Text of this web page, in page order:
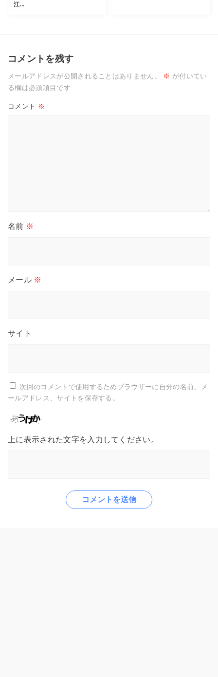
江...
コメントを残す
メールアドレスが公開されることはありません。 ※ が付いてい
る欄は必須項目です
コメント ※
名前 ※
メール ※
サイト
次回のコメントで使用するためブラウザーに自分の名前、メ
ールアドレス、サイトを保存する。
上に表示された文字を入力してください。